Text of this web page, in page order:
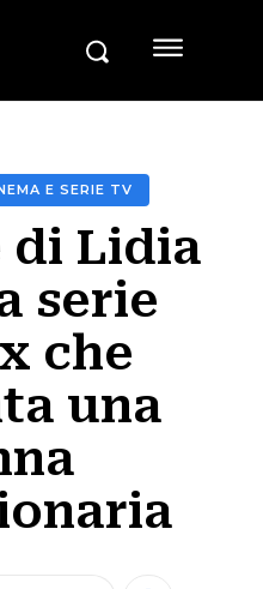
E SERIE TV
di Lidia
serie
che
una